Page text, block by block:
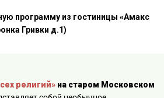
программу из гостиницы «Амакс
Гривки д.1)
религий» на старом Московском